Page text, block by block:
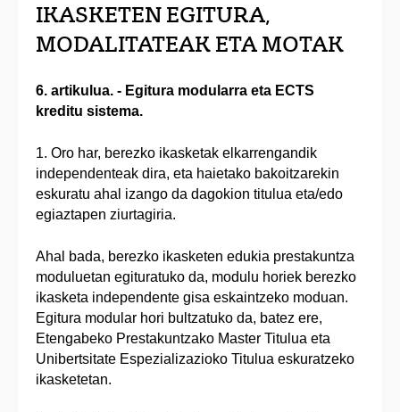
IKASKETEN EGITURA,
MODALITATEAK ETA MOTAK
6. artikulua. - Egitura modularra eta ECTS
kreditu sistema.
1. Oro har, berezko ikasketak elkarrengandik
independenteak dira, eta haietako bakoitzarekin
eskuratu ahal izango da dagokion titulua eta/edo
egiaztapen ziurtagiria.
Ahal bada, berezko ikasketen edukia prestakuntza
moduluetan egituratuko da, modulu horiek berezko
ikasketa independente gisa eskaintzeko moduan.
Egitura modular hori bultzatuko da, batez ere,
Etengabeko Prestakuntzako Master Titulua eta
Unibertsitate Espezializazioko Titulua eskuratzeko
ikasketetan.